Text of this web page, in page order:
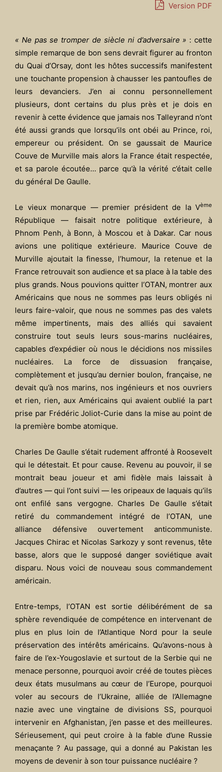
Version PDF
« Ne pas se tromper de siècle ni d’adversaire » : cette
simple remarque de bon sens devrait figurer au fronton
du Quai d’Orsay, dont les hôtes successifs manifestent
une touchante propension à chausser les pantoufles de
leurs devanciers. J’en ai connu personnellement
plusieurs, dont certains du plus près et je dois en
revenir à cette évidence que jamais nos Talleyrand n’ont
été aussi grands que lorsqu’ils ont obéi au Prince, roi,
empereur ou président. On se gaussait de Maurice
Couve de Murville mais alors la France était respectée,
et sa parole écoutée… parce qu’à la vérité c’était celle
du général De Gaulle.
Le vieux monarque — premier président de la Vème
République — faisait notre politique extérieure, à
Phnom Penh, à Bonn, à Moscou et à Dakar. Car nous
avions une politique extérieure. Maurice Couve de
Murville ajoutait la finesse, l’humour, la retenue et la
France retrouvait son audience et sa place à la table des
plus grands. Nous pouvions quitter l’OTAN, montrer aux
Américains que nous ne sommes pas leurs obligés ni
leurs faire-valoir, que nous ne sommes pas des valets
même impertinents, mais des alliés qui savaient
construire tout seuls leurs sous-marins nucléaires,
capables d’expédier où nous le décidions nos missiles
nucléaires. La force de dissuasion française,
complètement et jusqu’au dernier boulon, française, ne
devait qu’à nos marins, nos ingénieurs et nos ouvriers
et rien, rien, aux Américains qui avaient oublié la part
prise par Frédéric Joliot-Curie dans la mise au point de
la première bombe atomique.
Charles De Gaulle s’était rudement affronté à Roosevelt
qui le détestait. Et pour cause. Revenu au pouvoir, il se
montrait beau joueur et ami fidèle mais laissait à
d’autres — qui l’ont suivi — les oripeaux de laquais qu’ils
ont enfilé sans vergogne. Charles De Gaulle s’était
retiré du commandement intégré de l’OTAN, une
alliance défensive ouvertement anticommuniste.
Jacques Chirac et Nicolas Sarkozy y sont revenus, tête
basse, alors que le supposé danger soviétique avait
disparu. Nous voici de nouveau sous commandement
américain.
Entre-temps, l’OTAN est sortie délibérément de sa
sphère revendiquée de compétence en intervenant de
plus en plus loin de l’Atlantique Nord pour la seule
préservation des intérêts américains. Qu’avons-nous à
faire de l’ex-Yougoslavie et surtout de la Serbie qui ne
menace personne, pourquoi avoir créé de toutes pièces
deux états musulmans au cœur de l’Europe, pourquoi
voler au secours de l’Ukraine, alliée de l’Allemagne
nazie avec une vingtaine de divisions SS, pourquoi
intervenir en Afghanistan, j’en passe et des meilleures.
Sérieusement, qui peut croire à la fable d’une Russie
menaçante ? Au passage, qui a donné au Pakistan les
moyens de devenir à son tour puissance nucléaire ?